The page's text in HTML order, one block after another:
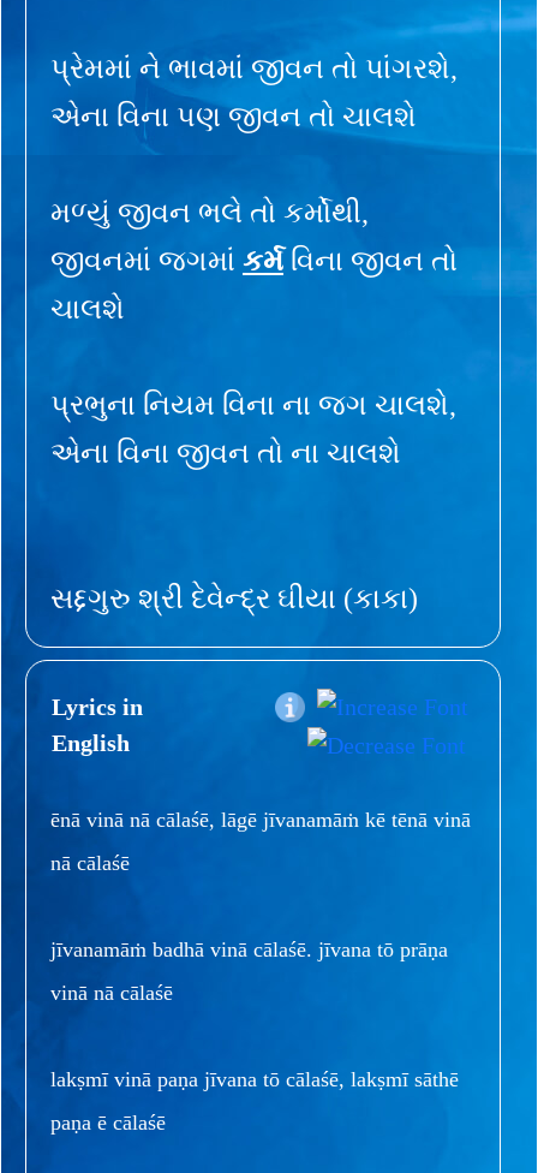
પ્રેમમાં ને ભાવમાં જીવન તો પાંગરશે,
એના વિના પણ જીવન તો ચાલશે
મળ્યું જીવન ભલે તો કર્મોથી,
જીવનમાં જગમાં કર્મવિના જીવન તો
ચાલશે
પ્રભુના નિયમ વિના ના જગ ચાલશે,
એના વિના જીવન તો ના ચાલશે
સદ્દગુરુ શ્રી દેવેન્દ્ર ઘીયા (કાકા)
Lyrics in
English
ēnā vinā nā cālaśē, lāgē jīvanamāṁ kē tēnā vinā
nā cālaśē
jīvanamāṁ badhā vinā cālaśē. jīvana tō prāṇa
vinā nā cālaśē
lakṣmī vinā paṇa jīvana tō cālaśē, lakṣmī sāthē
paṇa ē cālaśē